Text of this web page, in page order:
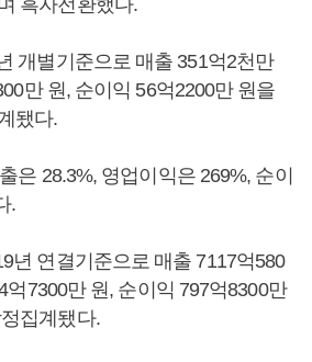
흑자전환했다.
개별기준으로 매출 351억2천만
만 원, 순이익 56억2200만 원을
됐다.
은 28.3%, 영업이익은 269%, 순이
.
년 연결기준으로 매출 7117억580
억7300만 원, 순이익 797억8300만
집계됐다.